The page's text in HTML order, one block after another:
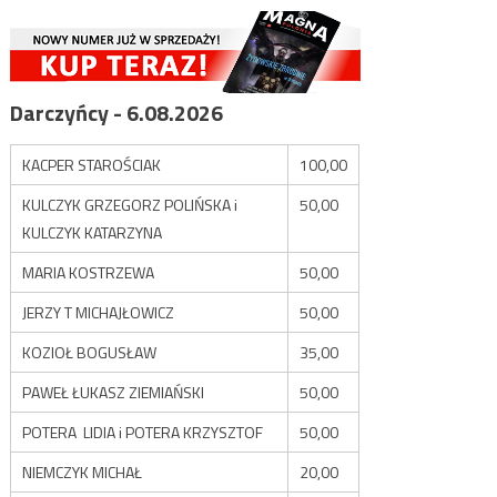
Darczyńcy - 6.08.2026
KACPER STAROŚCIAK
100,00
KULCZYK GRZEGORZ POLIŃSKA i
KULCZYK KATARZYNA
50,00
MARIA KOSTRZEWA
50,00
JERZY T MICHAJŁOWICZ
50,00
KOZIOŁ BOGUSŁAW
35,00
PAWEŁ ŁUKASZ ZIEMIAŃSKI
50,00
POTERA LIDIA i POTERA KRZYSZTOF
50,00
NIEMCZYK MICHAŁ
20,00